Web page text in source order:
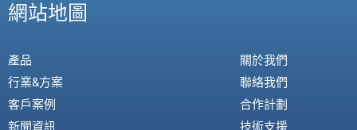
網站地圖
產品
行業&方案
客戶案例
新聞資訊
關於我們
聯絡我們
合作計劃
技術支援